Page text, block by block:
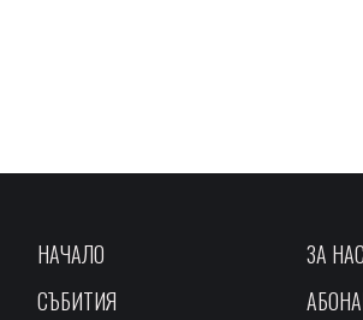
НАЧАЛО
СЪБИТИЯ
ЗА НАС